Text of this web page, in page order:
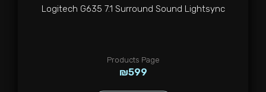
Logitech G635 7.1 Surround Sound Lightsync
₪599
Products Page